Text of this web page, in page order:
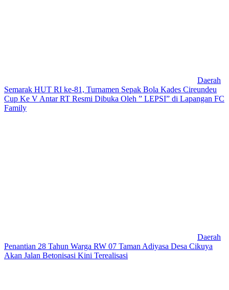
Daerah
Semarak HUT RI ke-81, Turnamen Sepak Bola Kades Cireundeu
Cup Ke V Antar RT Resmi Dibuka Oleh ” LEPSI” di Lapangan FC
Family
Daerah
Penantian 28 Tahun Warga RW 07 Taman Adiyasa Desa Cikuya
Akan Jalan Betonisasi Kini Terealisasi